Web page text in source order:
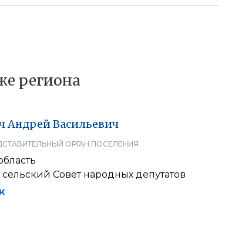
региона
АндрейВасильевич
ОРГАН ПОСЕЛЕНИЯ
Совет народных депутатов